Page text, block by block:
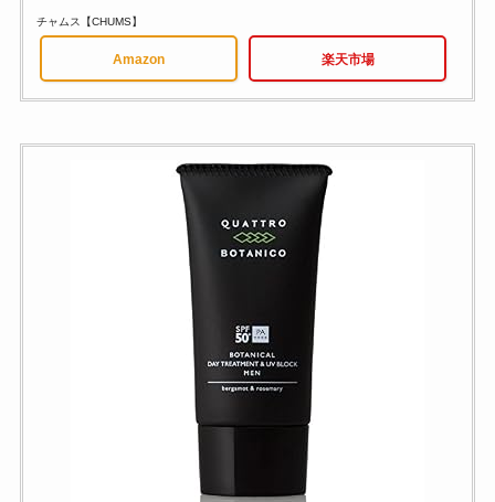
チャムス【CHUMS】
Amazon 楽天市場